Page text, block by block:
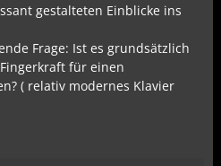
gestalteten Einblicke ins
Frage: Ist es grundsätzlich
für einen
( relativ modernes Klavier